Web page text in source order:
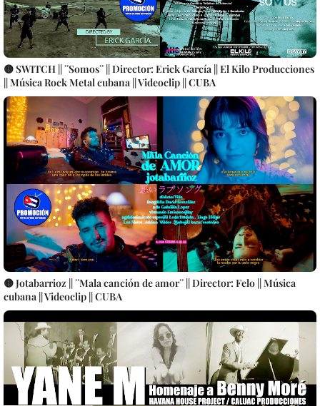
🟡 SWITCH || ¨Somos¨ || Director: Erick García || El Kilo Producciones
|| Música Rock Metal cubana || Videoclip || CUBA
🟡 Jotabarrioz || ¨Mala canción de amor¨ || Director: Felo || Música
cubana || Videoclip || CUBA